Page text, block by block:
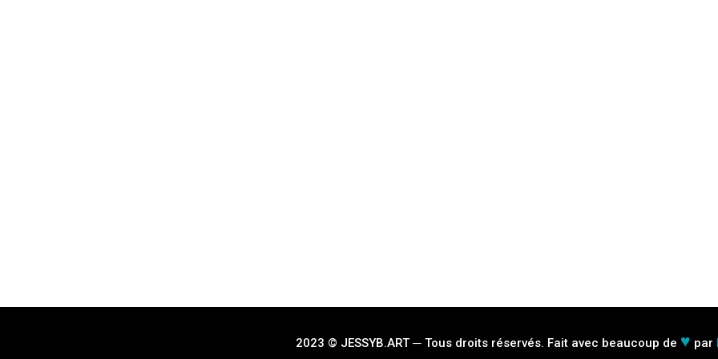
2023 © JESSYB.ART ─ Tous droits réservés. Fait avec beaucoup de ♥ par